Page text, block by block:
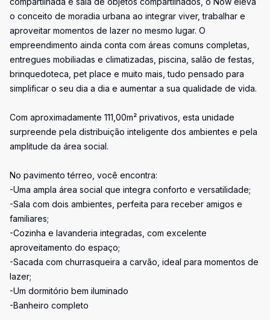
o conceito de moradia urbana ao integrar viver, trabalhar e
aproveitar momentos de lazer no mesmo lugar. O
empreendimento ainda conta com áreas comuns completas,
entregues mobiliadas e climatizadas, piscina, salão de festas,
brinquedoteca, pet place e muito mais, tudo pensado para
simplificar o seu dia a dia e aumentar a sua qualidade de vida.
Com aproximadamente 111,00m² privativos, esta unidade
surpreende pela distribuição inteligente dos ambientes e pela
amplitude da área social.
No pavimento térreo, você encontra:
-Uma ampla área social que integra conforto e versatilidade;
-Sala com dois ambientes, perfeita para receber amigos e
familiares;
-Cozinha e lavanderia integradas, com excelente
aproveitamento do espaço;
-Sacada com churrasqueira a carvão, ideal para momentos de
lazer;
-Um dormitório bem iluminado
-Banheiro completo